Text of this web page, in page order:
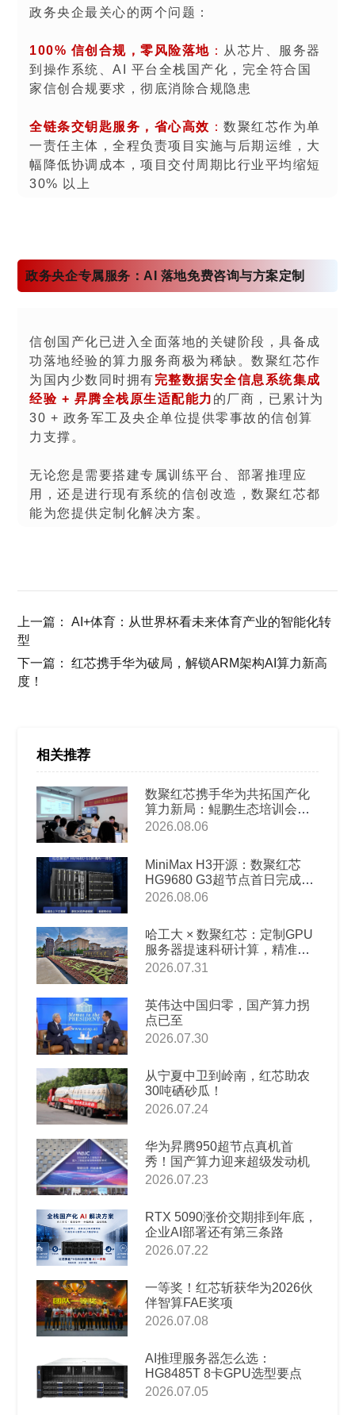
政务央企最关心的两个问题：
100% 信创合规，零风险落地 ： 从芯片、服务器
到操作系统、AI 平台全栈国产化，完全符合国
家信创合规要求，彻底消除合规隐患
全链条交钥匙服务，省心高效 ：数聚红芯作为单
一责任主体，全程负责项目实施与后期运维，大
幅降低协调成本，项目交付周期比行业平均缩短
30% 以上
政务央企专属服务：AI 落地免费咨询与方案定制
信创国产化已进入全面落地的关键阶段，具备成
功落地经验的算力服务商极为稀缺。数聚红芯作
为国内少数同时拥有完整数据安全信息系统集成
经验 + 昇腾全栈原生适配能力 的厂商，已累计为
30 + 政务军工及央企单位提供零事故的信创算
力支撑。
无论您是需要搭建专属训练平台、部署推理应
用，还是进行现有系统的信创改造，数聚红芯都
能为您提供定制化解决方案。
上一篇：
AI+体育：从世界杯看未来体育产业的智能化转
型
下一篇：
红芯携手华为破局，解锁ARM架构AI算力新高
度！
相关推荐
数聚红芯携手华为共拓国产化
算力新局：鲲鹏生态培训会圆
满举办
2026.08.06
MiniMax H3开源：数聚红芯
HG9680 G3超节点首日完成本
地部署适配
2026.08.06
哈工大 × 数聚红芯：定制GPU
服务器提速科研计算，精准破
解高校AI教科研算力难题
2026.07.31
英伟达中国归零，国产算力拐
点已至
2026.07.30
从宁夏中卫到岭南，红芯助农
30吨硒砂瓜！
2026.07.24
华为昇腾950超节点真机首
秀！国产算力迎来超级发动机
2026.07.23
RTX 5090涨价交期排到年底，
企业AI部署还有第三条路
2026.07.22
一等奖！红芯斩获华为2026伙
伴智算FAE奖项
2026.07.08
AI推理服务器怎么选：
HG8485T 8卡GPU选型要点
2026.07.05